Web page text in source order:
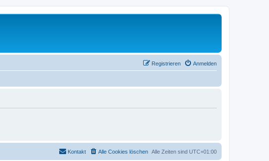
Anmelden
Registrieren
Alle Zeiten sind UTC+01:00
Alle Cookies löschen
Kontakt